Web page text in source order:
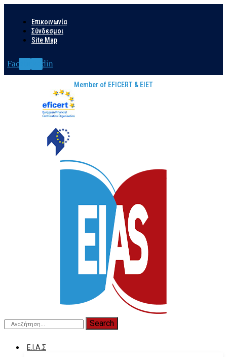
content
Επικοινωνία
Σύνδεσμοι
Site Map
FacebookLinkedin
Member of EFICERT & EIET
Search
E.I.A.Σ